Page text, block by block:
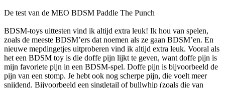
De test van de MEO BDSM Paddle The Punch
BDSM-toys uittesten vind ik altijd extra leuk! Ik hou van spelen,
zoals de meeste BDSM’ers dat noemen als ze gaan BDSM’en. En
nieuwe mepdingetjes uitproberen vind ik altijd extra leuk. Vooral als
het een BDSM toy is die doffe pijn lijkt te geven, want doffe pijn is
mijn favoriete pijn in een BDSM-spel. Doffe pijn is bijvoorbeeld de
pijn van een stomp. Je hebt ook nog scherpe pijn, die voelt meer
snijdend. Bijvoorbeeld een singletail of bullwhip (zoals die van